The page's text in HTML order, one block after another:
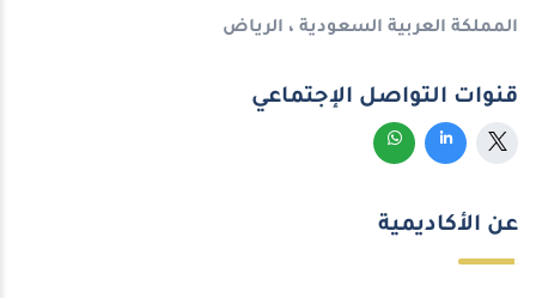
المملكة العربية السعودية ، الرياض
قنوات التواصل الإجتماعي
عن الأكاديمية